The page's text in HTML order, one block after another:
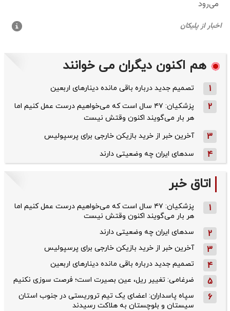
هم اکنون دیگران می خوانند
1 تصمیم جدید درباره باقی مانده دینارهای اربعین
2
پزشکیان: ۴۷ سال است که می‌خواهیم درست عمل کنیم اما
هر بار می‌گویند اکنون وقتش نیست
3 آخرین خبر از خرید بازیکن خارجی برای پرسپولیس
4 سدهای ایران چه وضعیتی دارند
اتاق خبر
1
پزشکیان: ۴۷ سال است که می‌خواهیم درست عمل کنیم اما
هر بار می‌گویند اکنون وقتش نیست
2 سدهای ایران چه وضعیتی دارند
3 آخرین خبر از خرید بازیکن خارجی برای پرسپولیس
4 تصمیم جدید درباره باقی مانده دینارهای اربعین
5 ضرغامی: تغییر ریل، عین بصیرت است؛ فرصت سوزی نکنیم
6
سپاه پاسداران: اعضای یک تیم تروریستی در جنوب استان
سیستان و بلوچستان به هلاکت رسیدند